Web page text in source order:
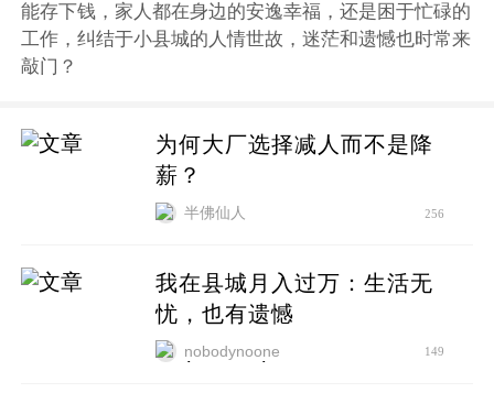
能存下钱，家人都在身边的安逸幸福，还是困于忙碌的
工作，纠结于小县城的人情世故，迷茫和遗憾也时常来
敲门？
为何大厂选择减人而不是降
薪？
半佛仙人 256
我在县城月入过万：生活无
忧，也有遗憾
nobodynoone 149